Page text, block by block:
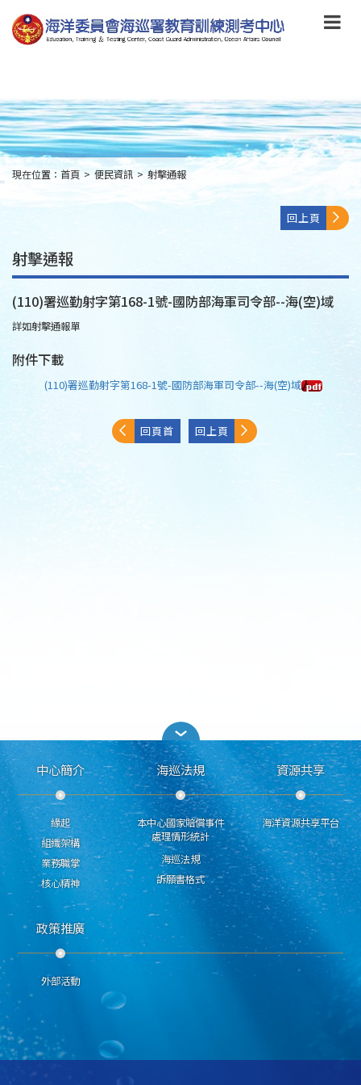
到
主
要
to
main
content
:::
現在位置： 首頁 > 便民資訊 > 射擊通報
回上頁
射擊通報
(110)署巡勤射字第168-1號-國防部海軍司令部--海(空)域
詳如射擊通報單
附件下載
(110)署巡勤射字第168-1號-國防部海軍司令部--海(空)域
回頁首 回上頁
中心簡介
緣起
組織架構
業務職掌
核心精神
海巡法規
本中心國家賠償事件
處理情形統計
海巡法規
訴願書格式
資源共享
海洋資源共享平台
政策推廣
外部活動